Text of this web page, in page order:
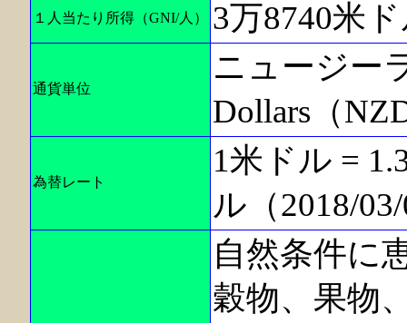
１人当たり所得（GNI/人） 3万8740米
通貨単位
ニュージー
Dollars（
為替レート
1米ドル =
ル（2018/
自然条件に
穀物、果物